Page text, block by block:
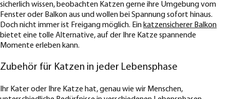
sicherlich wissen, beobachten Katzen gerne ihre Umgebung vom
Fenster oder Balkon aus und wollen bei Spannung sofort hinaus.
Doch nicht immer ist Freigang möglich. Ein katzensicherer Balkon
bietet eine tolle Alternative, auf der Ihre Katze spannende
Momente erleben kann.
Zubehör für Katzen in jeder Lebensphase
Ihr Kater oder Ihre Katze hat, genau wie wir Menschen,